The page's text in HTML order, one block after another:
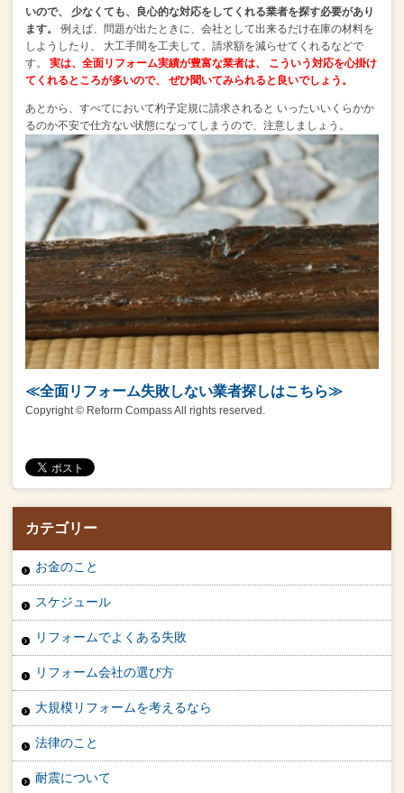
いので、
少なくても、良心的な対応をしてくれる業者を探す必要があり
ます。
例えば、問題が出たときに、会社として出来るだけ在庫の材料を
しようしたり、
大工手間を工夫して、請求額を減らせてくれるなどで
す。
実は、全面リフォーム実績が豊富な業者は、
こういう対応を心掛け
てくれるところが多いので、
ぜひ聞いてみられると良いでしょう。
あとから、すべてにおいて杓子定規に請求されると いったいいくらかか
るのか不安で仕方ない状態になってしまうので、注意しましょう。
≪全面リフォーム失敗しない業者探しはこちら≫
Copyright © Reform Compass All rights reserved.
カテゴリー
お金のこと
スケジュール
リフォームでよくある失敗
リフォーム会社の選び方
大規模リフォームを考えるなら
法律のこと
耐震について